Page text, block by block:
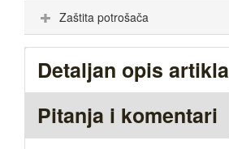
Zaštita potrošača
Detaljan opis artikla
Pitanja i komentari